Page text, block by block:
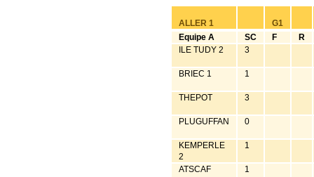
ALLER 1
G1
Equipe A
SC F
R
ILE TUDY 2
3
BRIEC 1 1
THEPOT 3
PLUGUFFAN 0
KEMPERLE
2
1
ATSCAF 1